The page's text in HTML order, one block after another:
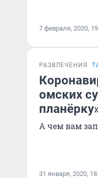
7 февраля, 2020,
РАЗВЛЕЧЕНИЯ
омских
А чем вам
31 января, 2020,